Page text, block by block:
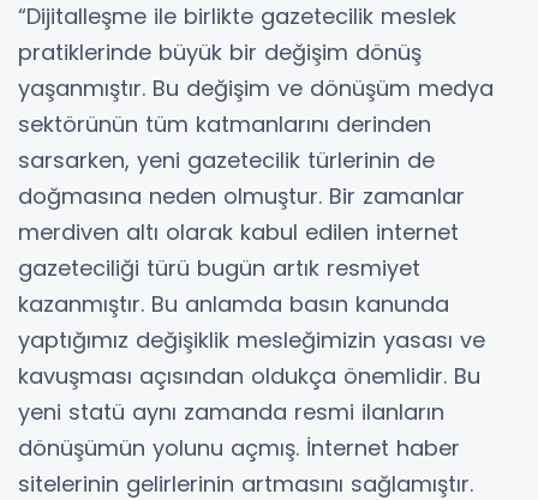
“Dijitalleşme ile birlikte gazetecilik meslek
pratiklerinde büyük bir değişim dönüş
yaşanmıştır. Bu değişim ve dönüşüm medya
sektörünün tüm katmanlarını derinden
sarsarken, yeni gazetecilik türlerinin de
doğmasına neden olmuştur. Bir zamanlar
merdiven altı olarak kabul edilen internet
gazeteciliği türü bugün artık resmiyet
kazanmıştır. Bu anlamda basın kanunda
yaptığımız değişiklik mesleğimizin yasası ve
kavuşması açısından oldukça önemlidir. Bu
yeni statü aynı zamanda resmi ilanların
dönüşümün yolunu açmış. İnternet haber
sitelerinin gelirlerinin artmasını sağlamıştır.